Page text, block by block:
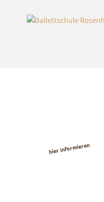
Probestunden
hier informieren